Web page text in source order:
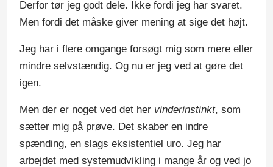
Derfor tør jeg godt dele. Ikke fordi jeg har svaret.
Men fordi det måske giver mening at sige det højt.
Jeg har i flere omgange forsøgt mig som mere eller
mindre selvstændig. Og nu er jeg ved at gøre det
igen.
Men der er noget ved det her vinderinstinkt, som
sætter mig på prøve. Det skaber en indre
spænding, en slags eksistentiel uro. Jeg har
arbejdet med systemudvikling i mange år og ved jo